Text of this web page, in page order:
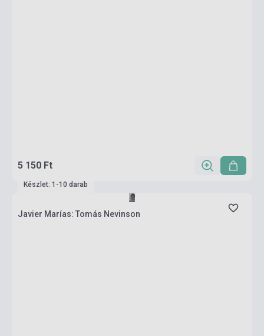
5 150 Ft
Készlet: 1-10 darab
Javier Marías: Tomás Nevinson